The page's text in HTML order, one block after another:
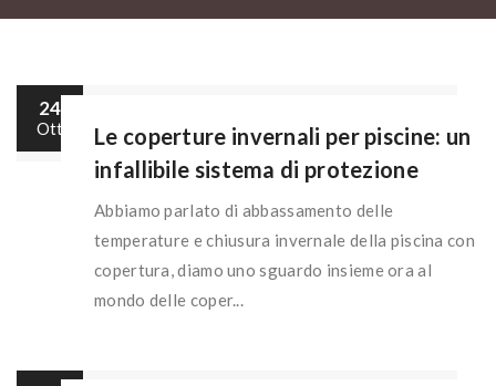
24
Ott
Le coperture invernali per piscine: un
infallibile sistema di protezione
Abbiamo parlato di abbassamento delle
temperature e chiusura invernale della piscina con
copertura, diamo uno sguardo insieme ora al
mondo delle coper...